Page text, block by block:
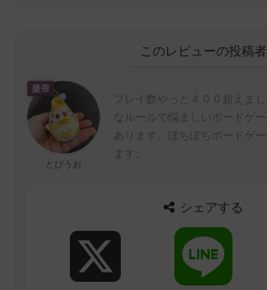
このレビューの投稿者
皇帝
とびうお
プレイ数やっと４００超えま
なルールで悩ましいボードゲ
あります。ぼちぼちボードゲ
ます。
シェアする